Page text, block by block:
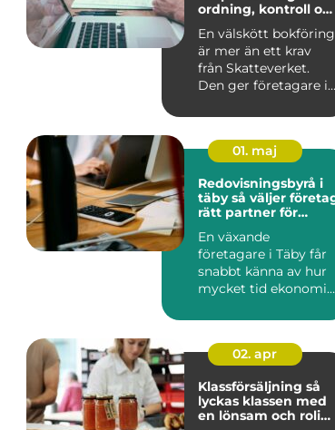
ordning, kontroll och
En välskött bokföring
är mer än ett krav
från Skatteverket.
Den ger företagare i
01. maj
Redovisningsbyrå i
täby så väljer företag
rätt partner för
En växande
företagare i Täby får
snabbt känna av hur
mycket tid ekonomin
löpande red...
02. apr
Klassförsäljning så
lyckas klassen med
en lönsam och rolig